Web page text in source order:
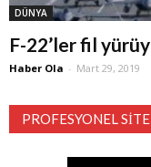
DÜNYA
F-22’ler fil
Haber Ola - Mart 29, 2019
PROFESYONEL